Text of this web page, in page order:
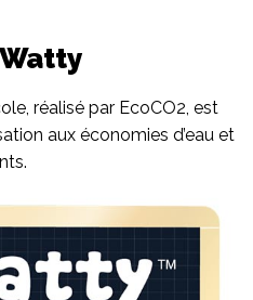
réalisé par EcoCO2, est
aux économies d’eau et